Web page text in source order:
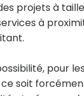
projets à
à
pour
ce soit